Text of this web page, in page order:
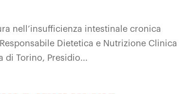
nell’insufficienza intestinale cronica
Dietetica e Nutrizione Clinica
di Torino, Presidio...